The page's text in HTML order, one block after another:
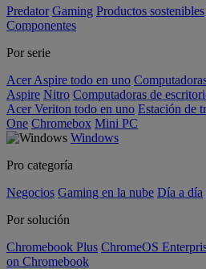
Predator Gaming Productos sostenibles
Componentes
Por serie
Acer Aspire todo en uno
Aspire Nitro Computadoras de
Acer Veriton todo en uno Estación de
One Chromebox Mini PC
Windows
Pro categoría
Negocios Gaming en la nube Día a día
Por solución
Chromebook Plus ChromeOS
on Chromebook